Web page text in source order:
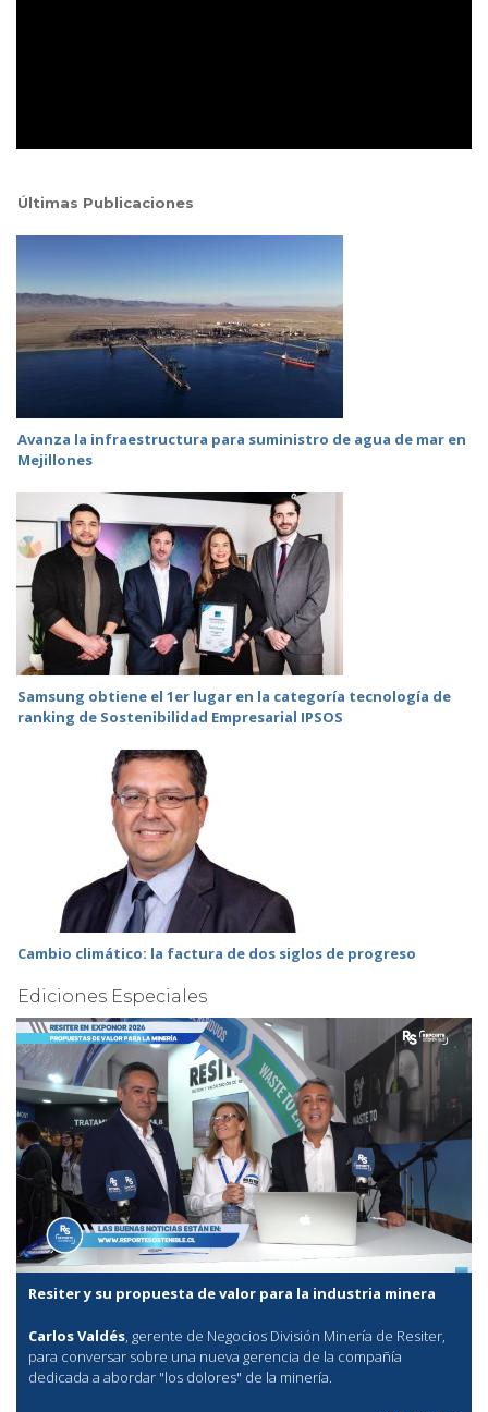
Últimas Publicaciones
Avanza la infraestructura para suministro de agua de mar en
Mejillones
Samsung obtiene el 1er lugar en la categoría tecnología de
ranking de Sostenibilidad Empresarial IPSOS
Cambio climático: la factura de dos siglos de progreso
Ediciones Especiales
Resiter y su propuesta de valor para la industria minera
Carlos Valdés, gerente de Negocios División Minería de Resiter,
para conversar sobre una nueva gerencia de la compañía
dedicada a abordar "los dolores" de la minería.